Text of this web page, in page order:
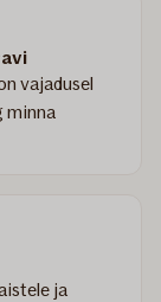
vajadusel
minna
ja